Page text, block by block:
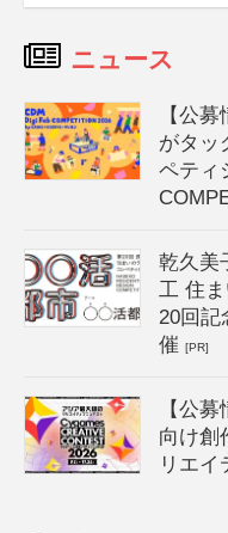
ニュース
【公
がタッ
ペティ
乾久美
工 住
20回記
催[PR]
【公
向け創
リエイ